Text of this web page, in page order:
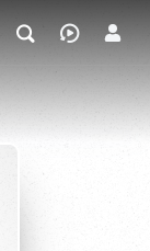
玄幻武侠 奇幻